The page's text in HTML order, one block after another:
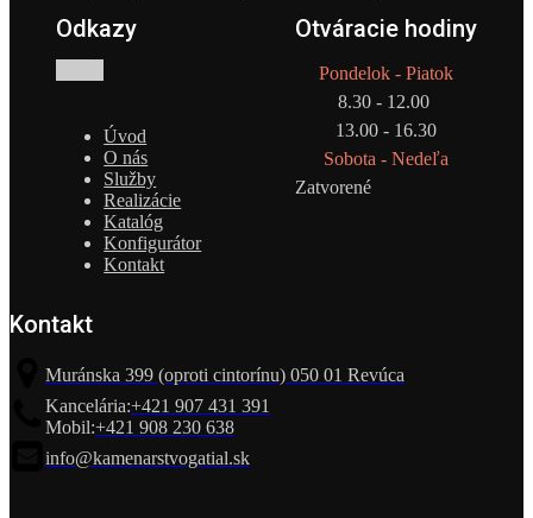
Odkazy
Úvod
O nás
Služby
Realizácie
Katalóg
Konfigurátor
Kontakt
Otváracie hodiny
Pondelok - Piatok
8.30 - 12.00
13.00 - 16.30
Sobota - Nedeľa
Zatvorené
Kontakt
Muránska 399 (oproti cintorínu) 050 01 Revúca
Kancelária:+421 907 431 391
Mobil:+421 908 230 638
info@kamenarstvogatial.sk